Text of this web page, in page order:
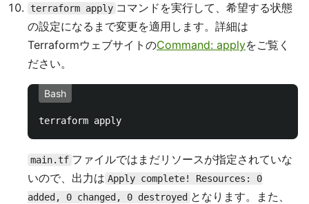
terraform apply コマンドを実行して、希望する状態
の設定になるまで変更を適用します。詳細は
TerraformウェブサイトのCommand: applyをご覧く
ださい。
Bash
main.tf ファイルではまだリソースが指定されていな
いので、出力は Apply complete! Resources: 0
added, 0 changed, 0 destroyed となります。また、